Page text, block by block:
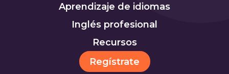
Aprendizaje de idiomas
Inglés profesional
Recursos
Regístrate